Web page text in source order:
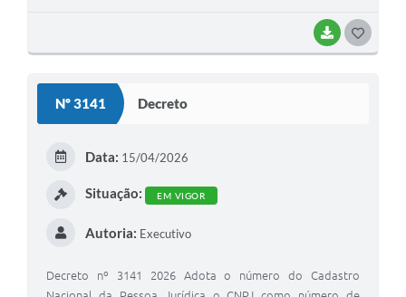
BAIXAR
Nº 3141 Decreto
Data: 15/04/2026
Situação: EM VIGOR
Autoria: Executivo
Decreto nº 3141 2026 Adota o número do Cadastro